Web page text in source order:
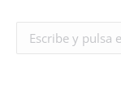
Buscar: